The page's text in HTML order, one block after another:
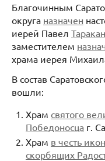
Благочинным
округа назначен
иерей Павел
заместителем
храма иерея
В состав
вошли:
Храм святого
Победоносца г.
Храм в честь
скорбящих